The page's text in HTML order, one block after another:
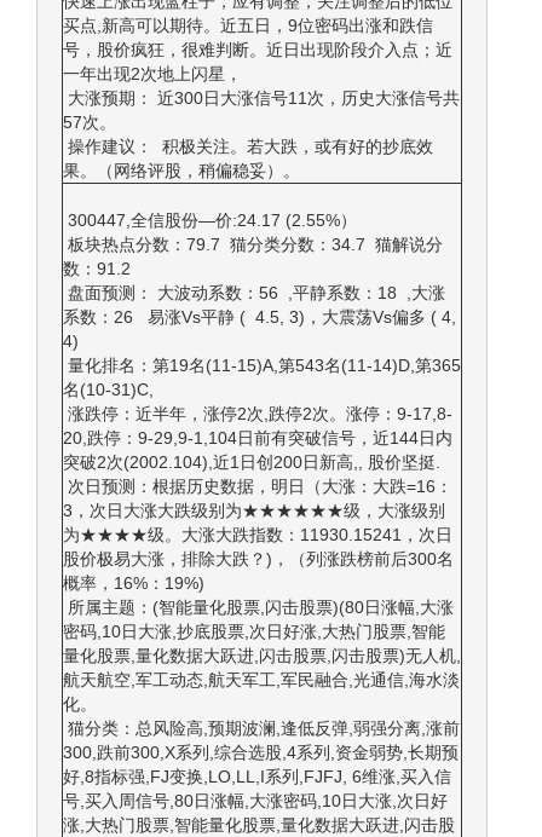
买点,新高可以期待。近五日，9位密码出涨和跌信
号，股价疯狂，很难判断。近日出现阶段介入点；近
一年出现2次地上闪星，
大涨预期： 近300日大涨信号11次，历史大涨信号共
57次。
操作建议： 积极关注。若大跌，或有好的抄底效
果。（网络评股，稍偏稳妥）。
300447,全信股份—价:24.17 (2.55%）
板块热点分数：79.7 猫分类分数：34.7 猫解说分
数：91.2
盘面预测： 大波动系数：56 ,平静系数：18 ,大涨
系数：26 易涨Vs平静 ( 4.5, 3)，大震荡Vs偏多 ( 4,
4)
量化排名：第19名(11-15)A,第543名(11-14)D,第365
名(10-31)C,
涨跌停：近半年，涨停2次,跌停2次。涨停：9-17,8-
20,跌停：9-29,9-1,104日前有突破信号，近144日内
突破2次(2002.104),近1日创200日新高,, 股价坚挺.
次日预测：根据历史数据，明日（大涨：大跌=16：
3，次日大涨大跌级别为★★★★★★级，大涨级别
为★★★★级。大涨大跌指数：11930.15241，次日
股价极易大涨，排除大跌？)，（列涨跌榜前后300名
概率，16%：19%)
所属主题：(智能量化股票,闪击股票)(80日涨幅,大涨
密码,10日大涨,抄底股票,次日好涨,大热门股票,智能
量化股票,量化数据大跃进,闪击股票,闪击股票)无人机,
航天航空,军工动态,航天军工,军民融合,光通信,海水淡
化。
猫分类：总风险高,预期波澜,逢低反弹,弱强分离,涨前
300,跌前300,X系列,综合选股,4系列,资金弱势,长期预
好,8指标强,FJ变换,LO,LL,I系列,FJFJ, 6维涨,买入信
号,买入周信号,80日涨幅,大涨密码,10日大涨,次日好
涨,大热门股票,智能量化股票,量化数据大跃进,闪击股